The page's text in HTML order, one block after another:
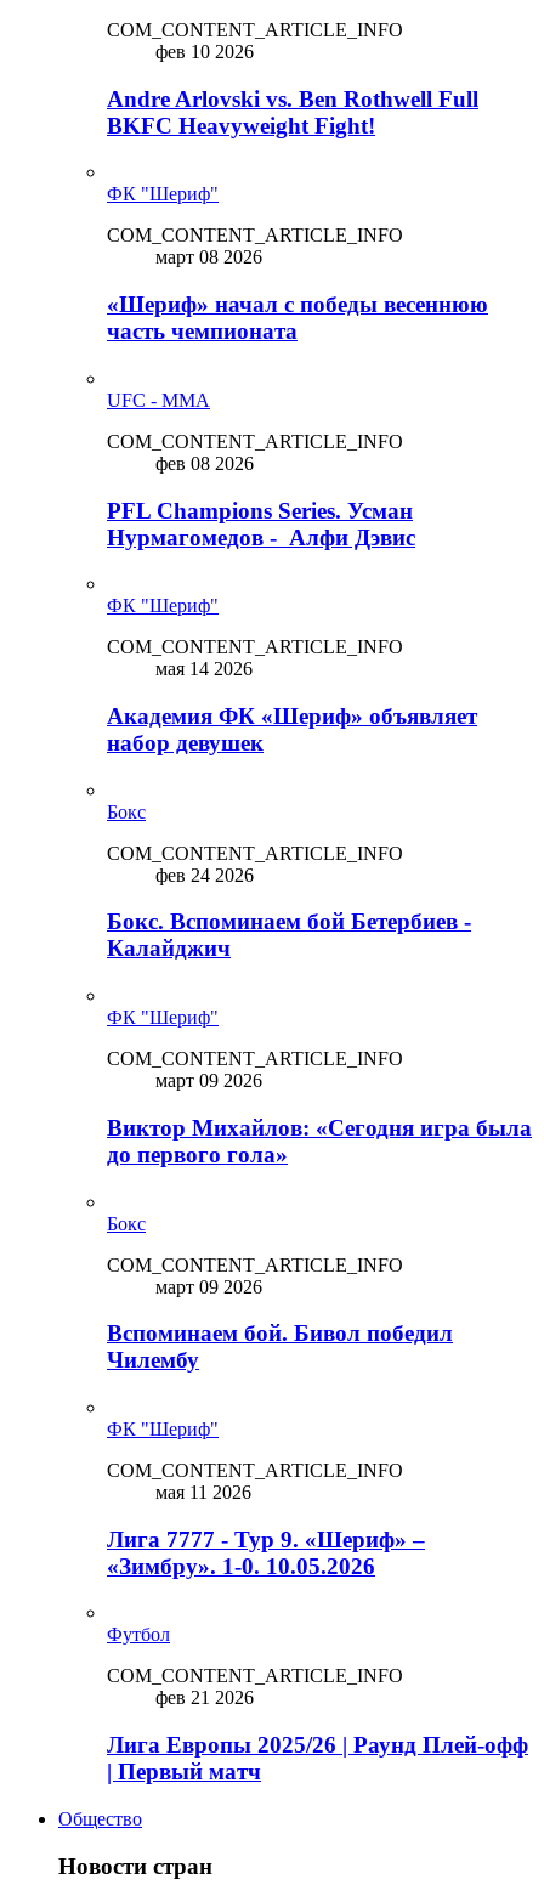
COM_CONTENT_ARTICLE_INFO
фев 10 2026
Andre Arlovski vs. Ben Rothwell Full
BKFC Heavyweight Fight!
ФК "Шериф"
COM_CONTENT_ARTICLE_INFO
март 08 2026
«Шериф» начал с победы весеннюю
часть чемпионата
UFC - MMA
COM_CONTENT_ARTICLE_INFO
фев 08 2026
PFL Champions Series. Усман
Нурмагомедов - Алфи Дэвис
ФК "Шериф"
COM_CONTENT_ARTICLE_INFO
мая 14 2026
Академия ФК «Шериф» объявляет
набор девушек
Бокс
COM_CONTENT_ARTICLE_INFO
фев 24 2026
Бокс. Вспоминаем бой Бетербиев -
Калайджич
ФК "Шериф"
COM_CONTENT_ARTICLE_INFO
март 09 2026
Виктор Михайлов: «Сегодня игра была
до первого гола»
Бокс
COM_CONTENT_ARTICLE_INFO
март 09 2026
Вспоминаем бой. Бивол победил
Чилембу
ФК "Шериф"
COM_CONTENT_ARTICLE_INFO
мая 11 2026
Лига 7777 - Тур 9. «Шериф» –
«Зимбру». 1-0. 10.05.2026
Футбол
COM_CONTENT_ARTICLE_INFO
фев 21 2026
Лига Европы 2025/26 | Раунд Плей-офф
| Первый матч
Общество
Новости стран